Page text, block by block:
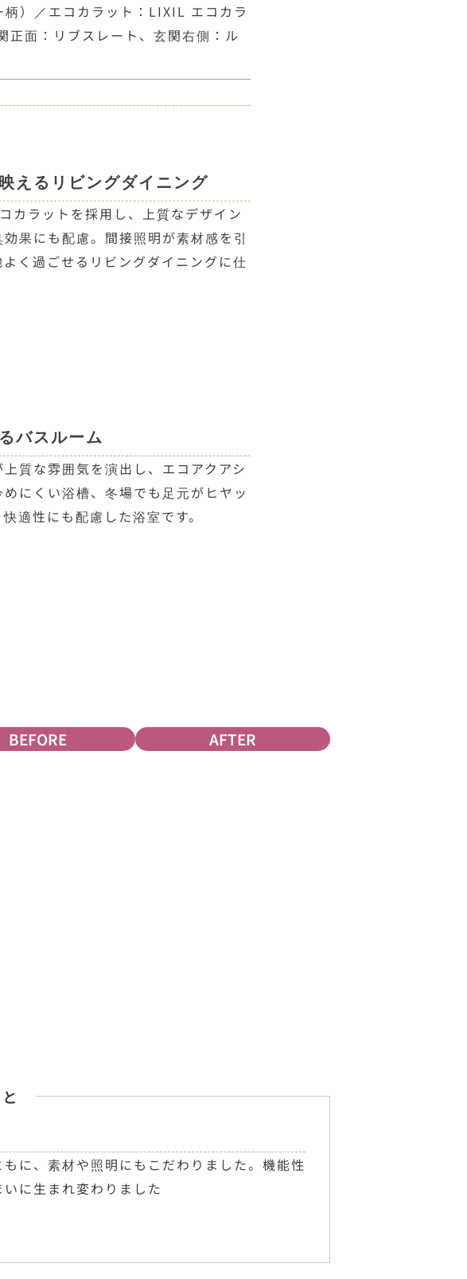
）／エコカラット：LIXIL エコカラ
正面：リブスレート、玄関右側：ル
えるリビングダイニング
カラットを採用し、上質なデザイン
果にも配慮。間接照明が素材感を引
く過ごせるリビングダイニングに仕
バスルーム
質な雰囲気を演出し、エコアクアシ
にくい浴槽、冬場でも足元がヒヤッ
適性にも配慮した浴室です。
BEFORE AFTER
に、素材や照明にもこだわりました。機能性
に生まれ変わりました